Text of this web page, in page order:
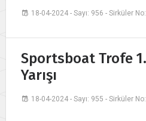
18-04-2024 - Sayı: 956 - Sirküler
Sportsboat Trofe
Yarışı
18-04-2024 - Sayı: 955 - Sirküler